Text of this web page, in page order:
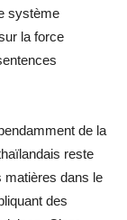
système
la force
de la
reste
matières dans le
des